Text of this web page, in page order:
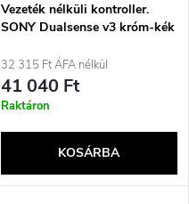
Vezeték nélküli kontroller.
SONY Dualsense v3 króm-kék
32 315 Ft ÁFA nélkül
41 040 Ft
Raktáron
KOSÁRBA